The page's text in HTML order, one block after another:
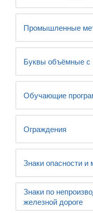
Промышленные
Буквы объёмные с
Обучающие
Ограждения
Знаки опасности и
Знаки по
железной дороге